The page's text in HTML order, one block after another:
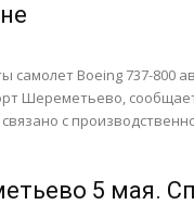
самолет Boeing 737-800
Шереметьево,
с
5 мая.